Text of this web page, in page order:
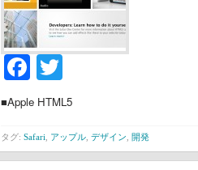
Facebook
Twitter
■Apple HTML5
タグ: Safari アップル デザイン 開発